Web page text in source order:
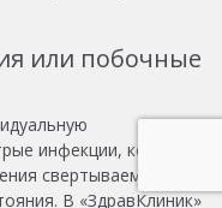
или побочные
инфекции, кожные
свертываемости
В «ЗдравКлиник»